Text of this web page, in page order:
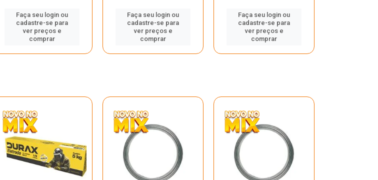
Faça seu login ou
cadastre-se para
ver preços e
comprar
Faça seu login ou
cadastre-se para
ver preços e
comprar
Faça seu login ou
cadastre-se para
ver preços e
comprar